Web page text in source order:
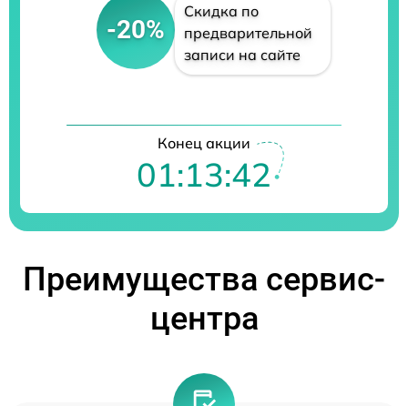
-20%
Скидка по
предварительной
записи на сайте
Конец акции
01:13:41
Преимущества сервис-
центра